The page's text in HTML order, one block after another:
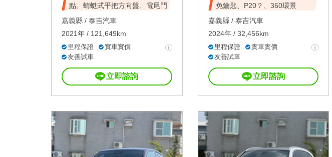
點、蜻蜓式平把方向盤、電尾門
嘉義縣 / 泰吉汽車
2021年 / 121,649km
里程保證
實車實價
友善試車
立即諮詢
免鑰匙、P20？、360環景
嘉義縣 / 泰吉汽車
2024年 / 32,456km
里程保證
實車實價
友善試車
立即諮詢